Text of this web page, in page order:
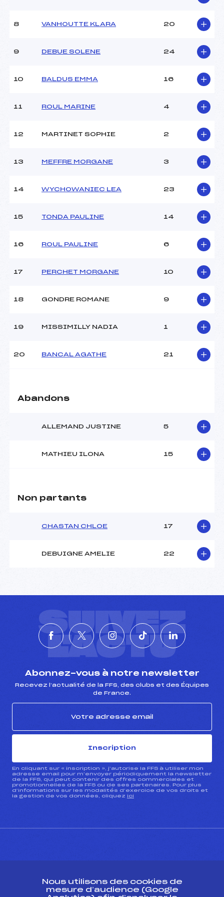
Ouvreurs D :
Météo :
JOUR BLANC
BONNE
Nombre de portes :
38
Traceur :
ALBERGE PHILIPPE (AP)
Ouvreurs C :
Ouvreurs E :
Pénalité appliquée :
98.7500
8 VANHOUTTE KLARA 20
9 DEBUE SOLENE 24
10 BALDUS EMMA 16
11 ROUL MARINE 4
12 MARTINET SOPHIE 2
13 MEFFRE MORGANE 3
14 WYCHOWANIEC LEA 23
15 TONDA PAULINE 14
16 ROUL PAULINE 6
17 PERCHET MORGANE 10
18 GONDRE ROMANE 9
19 MISSIMILLY NADIA 1
20 BANCAL AGATHE 21
Abandons
ALLEMAND JUSTINE 5
MATHIEU ILONA 15
Non partants
CHASTAN CHLOE 17
DEBUIGNE AMELIE 22
SUIVEZ
L'ACTU
Abonnez-vous à notre newsletter
Recevez l’actualité de la FFS, des clubs et des Équipes
de France.
Inscription
En cliquant sur « inscription », j’autorise la FFS à utiliser mon
adresse email pour m’envoyer périodiquement la newsletter
de la FFS, qui peut contenir des offres commerciales et
promotionnelles de la FFS ou de ses partenaires. Pour plus
d’informations sur les modalités d’exercice de vos droits et
la gestion de vos données, cliquez ici
Nous utilisons des cookies de
mesure d’audience (Google